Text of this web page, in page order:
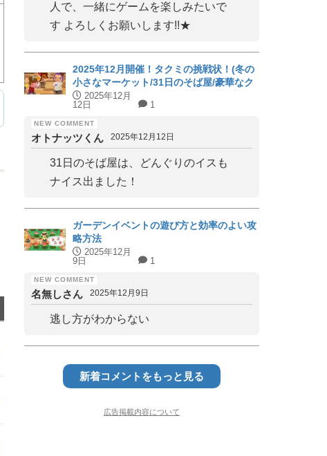
人で、一緒にゲームを楽しみたいで
す よろしくお願いします!!★
2025年12月開催！タクミの挑戦状！(冬の
小さなマーケット/31日のそば屋/豪華なク
リスマス会)パーフェクト家具と代用家具
を紹介！【ハッピーホームアカデミー】
2025年12月
12日
1
オトナッツくん 2025年12月12日
31日のそば屋は、どんぐりのイスも
ナイス出ました！
ガーデンイベントの遊び方と効率のよい攻
略方法
2025年12月
9日
1
名無しさん 2025年12月9日
逃し方がわからない
新着コメントをもっと見る
広告掲載内容について